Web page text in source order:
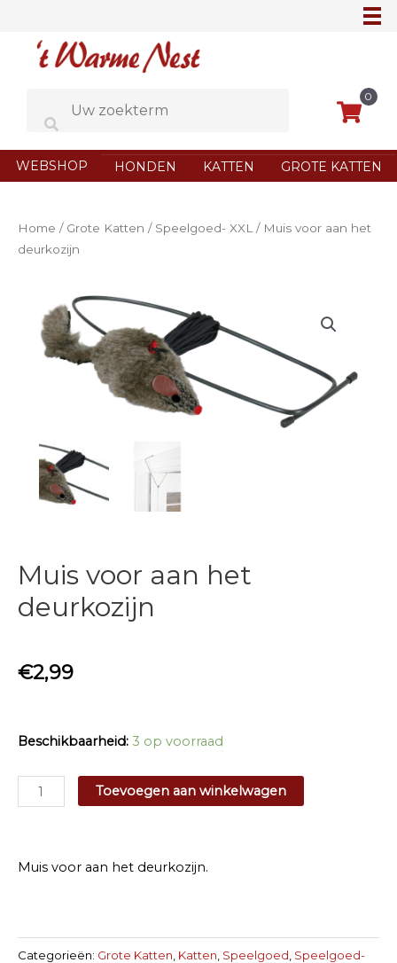
0
WEBSHOP HONDEN KATTEN GROTE KATTEN
Home / Grote Katten / Speelgoed- XXL / Muis voor aan het
deurkozijn
Muis voor aan het
deurkozijn
€2,99
Beschikbaarheid: 3 op voorraad
Muis
voor
het
Toevoegen aan winkelwagen
Muis voor aan het deurkozijn.
Categorieën: Grote Katten Katten Speelgoed Speelgoed-